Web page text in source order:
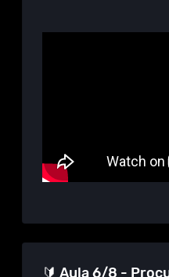
🔰 Aula 6/8 -